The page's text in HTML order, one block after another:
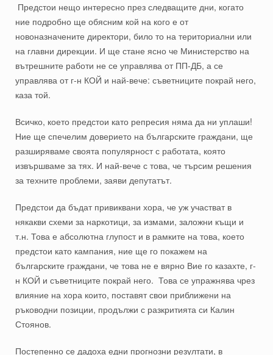
Предстои нещо интересно през следващите дни, когато
ние подробно ще обясним кой на кого е от
новоназначените директори, било то на териториални или
на главни дирекции. И ще стане ясно че Министерство на
вътрешните работи не се управлява от ПП-ДБ, а се
управлява от г-н КОЙ и най-вече: съветниците покрай него,
каза той.
Всичко, което предстои като репресия няма да ни уплаши!
Ние ще спечелим доверието на българските граждани, ще
разширяваме своята популярност с работата, която
извършваме за тях. И най-вече с това, че търсим решения
за техните проблеми, заяви депутатът.
Предстои да бъдат привиквани хора, че уж участват в
някакви схеми за наркотици, за измами, заложни къщи и
т.н. Това е абсолютна глупост и в рамките на това, което
предстои като кампания, ние ще го покажем на
българските граждани, че това не е вярно Вие го казахте, г-
н КОЙ и съветниците покрай него. Това се упражнява чрез
влияние на хора които, поставят свои приближени на
ръководни позиции, продължи с разкритията си Калин
Стоянов.
Постепенно се дадоха едни прогнозни резултати, в